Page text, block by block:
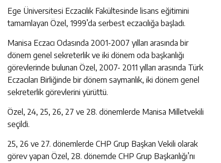
Ege Üniversitesi Eczacılık Fakültesinde lisans eğitimini
tamamlayan Özel, 1999’da serbest eczacılığa başladı.
Manisa Eczacı Odasında 2001-2007 yılları arasında bir
dönem genel sekreterlik ve iki dönem oda başkanlığı
görevlerinde bulunan Özel, 2007- 2011 yılları arasında Türk
Eczacıları Birliğinde bir dönem saymanlık, iki dönem genel
sekreterlik görevlerini yürüttü.
Özel, 24, 25, 26, 27 ve 28. dönemlerde Manisa Milletvekili
seçildi.
25, 26 ve 27. dönemlerde CHP Grup Başkan Vekili olarak
görev yapan Özel, 28. dönemde CHP Grup Başkanlığı’nı